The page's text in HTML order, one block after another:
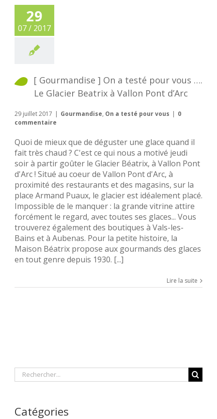
29
07 / 2017
[ Gourmandise ] On a testé pour vous ….
Le Glacier Beatrix à Vallon Pont d’Arc
29 juillet 2017 | Gourmandise, On a testé pour vous | 0
commentaire
Quoi de mieux que de déguster une glace quand il
fait très chaud ? C'est ce qui nous a motivé jeudi
soir à partir goûter le Glacier Béatrix, à Vallon Pont
d'Arc ! Situé au coeur de Vallon Pont d'Arc, à
proximité des restaurants et des magasins, sur la
place Armand Puaux, le glacier est idéalement placé.
Impossible de le manquer : la grande vitrine attire
forcément le regard, avec toutes ses glaces... Vous
trouverez également des boutiques à Vals-les-
Bains et à Aubenas. Pour la petite histoire, la
Maison Béatrix propose aux gourmands des glaces
en tout genre depuis 1930. [...]
Lire la suite
Rechercher
Catégories